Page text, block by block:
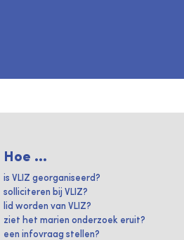
Hoe ...
is VLIZ georganiseerd?
solliciteren bij VLIZ?
lid worden van VLIZ?
ziet het marien onderzoek eruit?
een infovraag stellen?